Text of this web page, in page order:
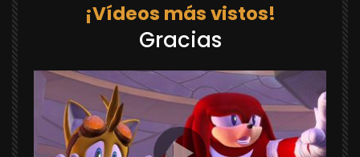
¡Vídeos más vistos!
Gracias